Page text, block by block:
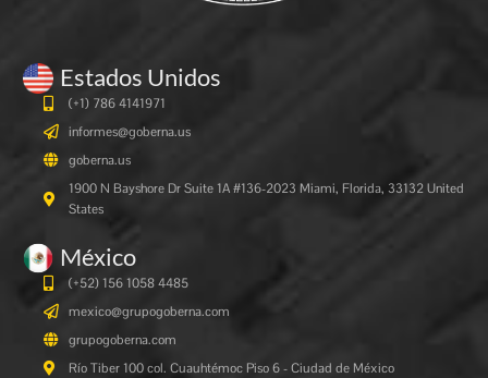
Estados Unidos
(+1) 786 4141971
informes@goberna.us
goberna.us
1900 N Bayshore Dr Suite 1A #136-2023 Miami, Florida, 33132 United
States
México
(+52) 156 1058 4485
mexico@grupogoberna.com
grupogoberna.com
Río Tiber 100 col. Cuauhtémoc Piso 6 - Ciudad de México